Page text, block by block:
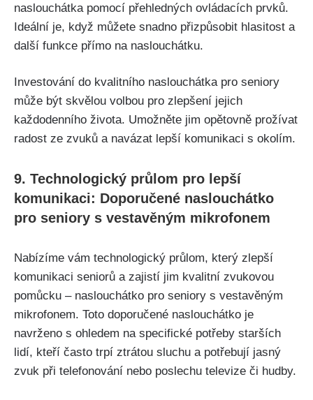
naslouchátka pomocí přehledných ovládacích prvků.
Ideální je, když můžete snadno přizpůsobit hlasitost a
další funkce přímo na naslouchátku.
Investování do kvalitního naslouchátka pro seniory
může být skvělou volbou pro zlepšení jejich
každodenního života. Umožněte jim opětovně prožívat
radost ze zvuků a navázat lepší komunikaci s okolím.
9. Technologický průlom pro lepší
komunikaci: Doporučené naslouchátko
pro seniory s vestavěným mikrofonem
Nabízíme vám technologický průlom, který zlepší
komunikaci seniorů a zajistí jim kvalitní zvukovou
pomůcku – naslouchátko pro seniory s vestavěným
mikrofonem. Toto doporučené naslouchátko je
navrženo s ohledem na specifické potřeby starších
lidí, kteří často trpí ztrátou sluchu a potřebují jasný
zvuk při telefonování nebo poslechu televize či hudby.